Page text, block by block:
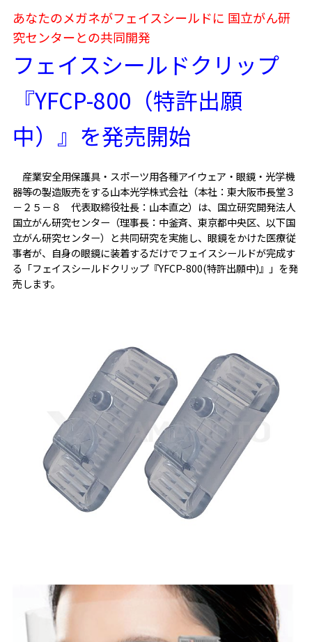
あなたのメガネがフェイスシールドに 国立がん研
究センターとの共同開発
フェイスシールドクリップ
『YFCP-800（特許出願
中）』を発売開始
産業安全用保護具・スポーツ用各種アイウェア・眼鏡・光学機
器等の製造販売をする山本光学株式会社（本社：東大阪市長堂３
－２５－８ 代表取締役社長：山本直之）は、国立研究開発法人
国立がん研究センター（理事長：中釜斉、東京都中央区、以下国
立がん研究センター）と共同研究を実施し、眼鏡をかけた医療従
事者が、自身の眼鏡に装着するだけでフェイスシールドが完成す
る「フェイスシールドクリップ『YFCP-800(特許出願中)』」を発
売します。